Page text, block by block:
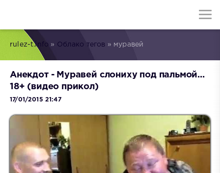
rulez-t.info » Облако тегов » муравей
Анекдот - Муравей слониху под пальмой...
18+ (видео прикол)
17/01/2015 21:47